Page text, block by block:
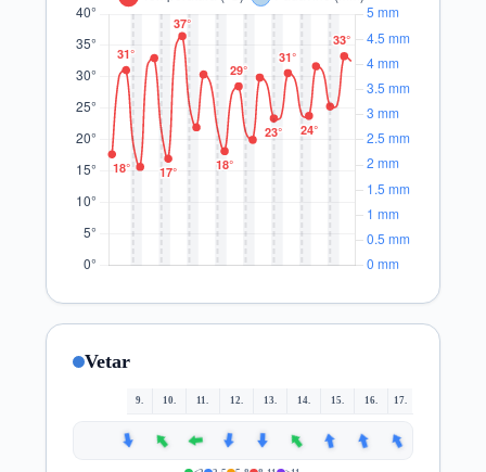
Vetar
9. 10. 11. 12. 13. 14. 15. 16. 17.